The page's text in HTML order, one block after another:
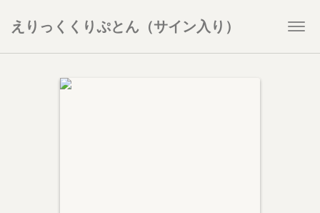
えりっくくりぷとん（サイン入り）